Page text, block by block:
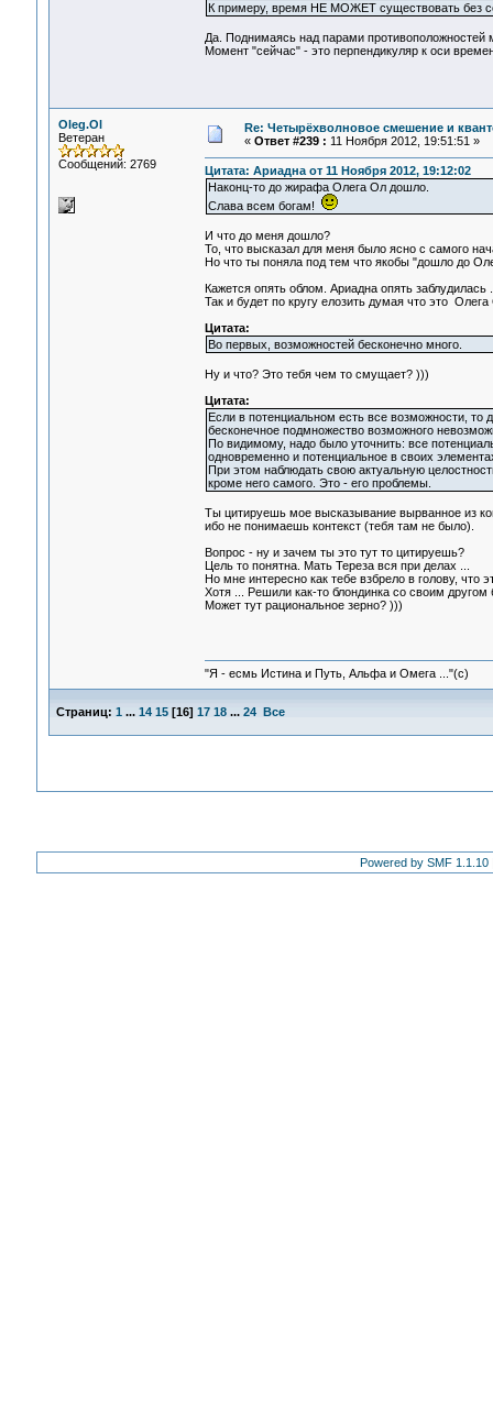
К примеру, время НЕ МОЖЕТ существовать без
Да. Поднимаясь над парами
Момент "сейчас" - это перпендикуляр к оси
Oleg.Ol
Ветеран
Сообщений: 2769
Re: Четырёхволновое смешение и
« Ответ #239 : 11 Ноября 2012, 19:51:51 »
Цитата: Ариадна от 11 Ноября 2012, 19:12:02
Наконц-то до жирафа Олега Ол дошло.
Слава всем богам!
И что до меня дошло?
То, что высказал для меня было ясно с самого
Но что ты поняла под тем что якобы "дошло до
Кажется опять облом. Ариадна опять заблудилась
Так и будет по кругу елозить думая что это
Цитата:
Во первых, возможностей бесконечно много.
Ну и что? Это тебя чем то смущает? )))
Цитата:
Если в потенциальном есть все возможности, то
бесконечное подмножество возможного
По видимому, надо было уточнить: все
одновременно и потенциальное в своих
При этом наблюдать свою актуальную
кроме него самого. Это - его проблемы.
Ты цитируешь мое высказывание вырванное из
ибо не понимаешь контекст (тебя там не было).
Вопрос - ну и зачем ты это тут то цитируешь?
Цель то понятна. Мать Тереза вся при делах ...
Но мне интересно как тебе взбрело в голову, что
Хотя ... Решили как-то блондинка со своим
Может тут рациональное зерно? )))
"Я - есмь Истина и Путь, Альфа и Омега ..."(с)
Страниц: 1 ... 14 15[16] 17 18 ... 24 Все
Powered by SMF 1.1.10